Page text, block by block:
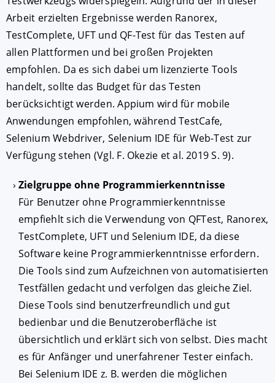
Arbeit erzielten Ergebnisse werden Ranorex,
TestComplete, UFT und QF-Test für das Testen auf
allen Plattformen und bei großen Projekten
empfohlen. Da es sich dabei um lizenzierte Tools
handelt, sollte das Budget für das Testen
berücksichtigt werden. Appium wird für mobile
Anwendungen empfohlen, während TestCafe,
Selenium Webdriver, Selenium IDE für Web-Test zur
Verfügung stehen (Vgl. F. Okezie et al. 2019 S. 9).
Zielgruppe ohne Programmierkenntnisse
Für Benutzer ohne Programmierkenntnisse
empfiehlt sich die Verwendung von QFTest, Ranorex,
TestComplete, UFT und Selenium IDE, da diese
Software keine Programmierkenntnisse erfordern.
Die Tools sind zum Aufzeichnen von automatisierten
Testfällen gedacht und verfolgen das gleiche Ziel.
Diese Tools sind benutzerfreundlich und gut
bedienbar und die Benutzeroberfläche ist
übersichtlich und erklärt sich von selbst. Dies macht
es für Anfänger und unerfahrener Tester einfach.
Bei Selenium IDE z. B. werden die möglichen